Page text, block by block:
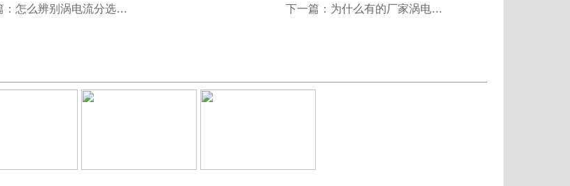
上一篇：怎么辨别涡电流分选机的优劣呢? 下一篇：为什么有的厂家涡电流分选机用一段时间后会出现回收率下降的情况呢？